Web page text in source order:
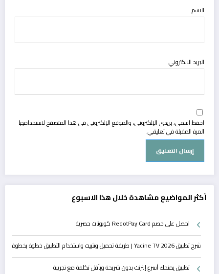
الاسم
البريد الالكتروني
احفظ اسمي، بريدي الإلكتروني، والموقع الإلكتروني في هذا المتصفح لاستخدامها
المرة المقبلة في تعليقي.
أكثر المواضيع مشاهدة خلال هذا الاسبوع
احصل على خصم RedotPay Card كوبونات حصرية
شرح تطبيق Yacine TV 2026 | طريقة تحميل وتثبيت واستخدام التطبيق خطوة بخطوة
تطبيق يمنحك أسرع إنترنت بدون شريحة وبأقل تكلفة مع تجريبة